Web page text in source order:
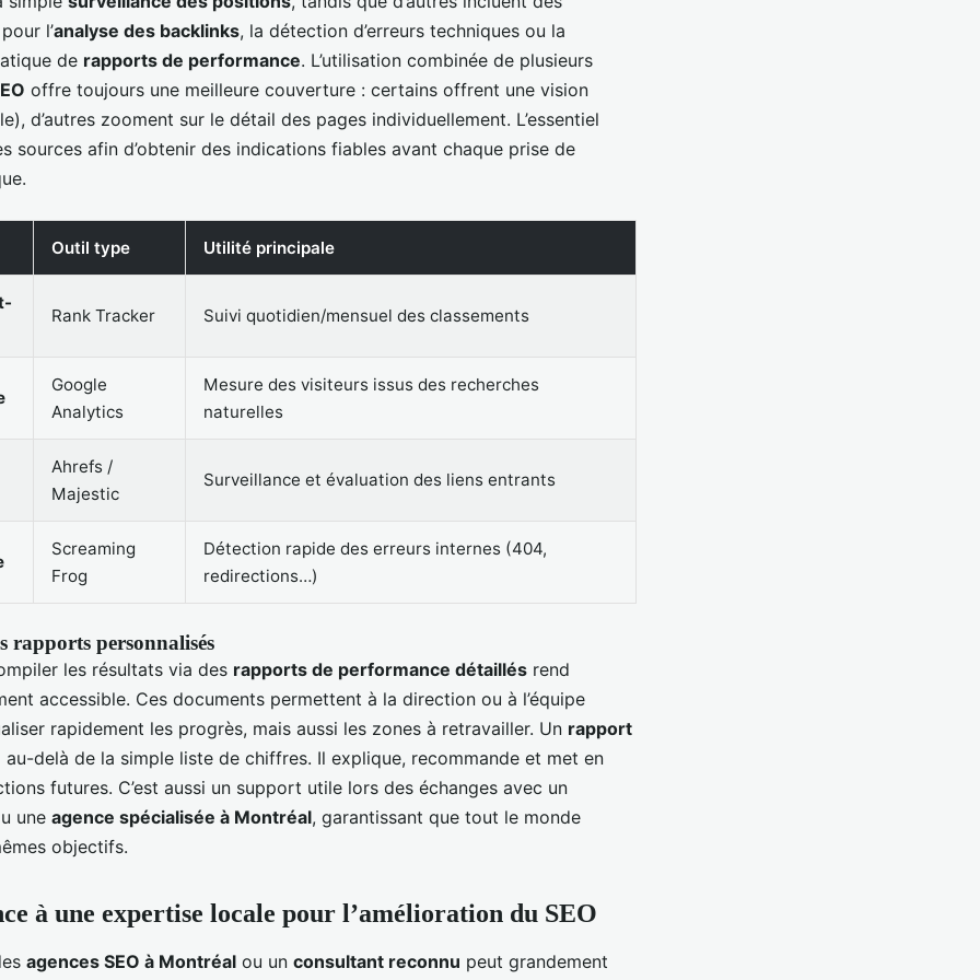
l’analyse des backlinks, la détection d’erreurs techniques ou la
de rapports de performance. L’utilisation combinée de plusieurs
offre toujours une meilleure couverture : certains offrent une vision
d’autres zooment sur le détail des pages individuellement. L’essentiel
sources afin d’obtenir des indications fiables avant chaque prise de
Outil type Utilité principale
Rank Tracker Suivi quotidien/mensuel des classements
Google
Analytics
Mesure des visiteurs issus des recherches
naturelles
Ahrefs /
Majestic
Surveillance et évaluation des liens entrants
Screaming
Frog
Détection rapide des erreurs internes (404,
redirections…)
rapports personnalisés
les résultats via des rapports de performance détaillés rend
accessible. Ces documents permettent à la direction ou à l’équipe
rapidement les progrès, mais aussi les zones à retravailler. Un rapport
delà de la simple liste de chiffres. Il explique, recommande et met en
futures. C’est aussi un support utile lors des échanges avec un
une agence spécialisée à Montréal, garantissant que tout le monde
objectifs.
à une expertise locale pour l’amélioration du SEO
agences SEO à Montréal ou un consultant reconnu peut grandement